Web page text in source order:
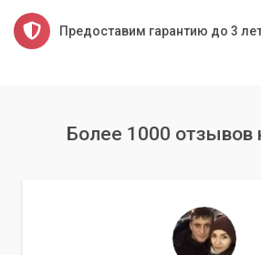
Предоставим гарантию до 3
Более 1000 отзывов